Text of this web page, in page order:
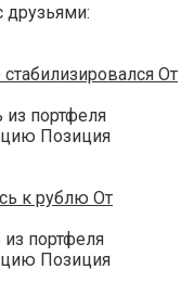
друзьями:
От
из портфеля
Позиция
к рублю От
портфеля
Позиция